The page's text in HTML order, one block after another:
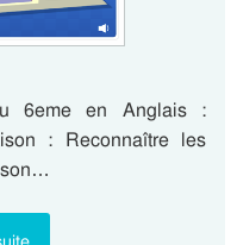
6eme en Anglais :
: Reconnaître les